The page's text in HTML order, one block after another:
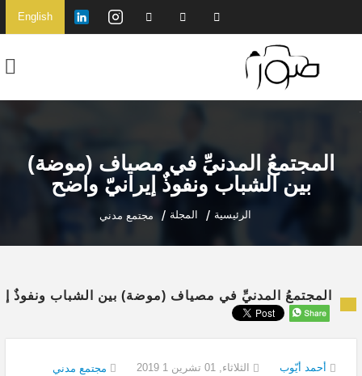
English
المجتمعُ المدنيِّ في مصياف (موضة)
بين الشباب ونفوذٌ إيرانيّ واضح
الرئيسية المجلة مجتمع مدني
المجتمعُ المدنيِّ في مصياف (موضة) بين الشباب ونفوذٌ
أحمد أيّوب الثلاثاء, 01 تشرين 1 2019
مجتمع مدني